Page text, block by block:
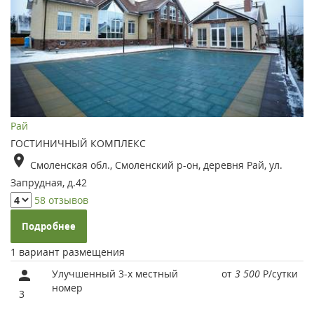
Рай
ГОСТИНИЧНЫЙ КОМПЛЕКС
Смоленская обл., Смоленский р-он, деревня Рай, ул.
Запрудная, д.42
58 отзывов
Подробнее
1 вариант размещения
3
Улучшенный 3-х местный
номер
от 3 500 Р/сутки